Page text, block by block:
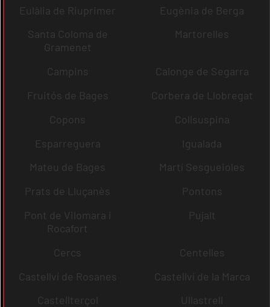
Eulàlia de Riuprimer
Eugènia de Berga
Santa Coloma de
Gramenet
Martorelles
Campins
Calonge de Segarra
Fruitós de Bages
Corbera de Llobregat
Copons
Collsuspina
Esparreguera
Igualada
Mateu de Bages
Martí Sesgueioles
Prats de Lluçanès
Pontons
Pont de Vilomara i
Rocafort
Pujalt
Cercs
Centelles
Castellví de Rosanes
Castellví de la Marca
Castellterçol
Ullastrell